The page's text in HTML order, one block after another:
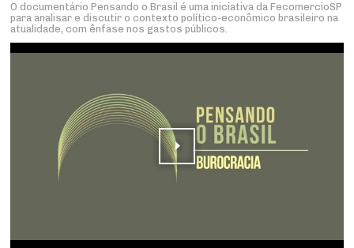
O documentário Pensando o Brasil é uma iniciativa da FecomercioSP
para analisar e discutir o contexto político-econômico brasileiro na
atualidade, com ênfase nos gastos públicos.